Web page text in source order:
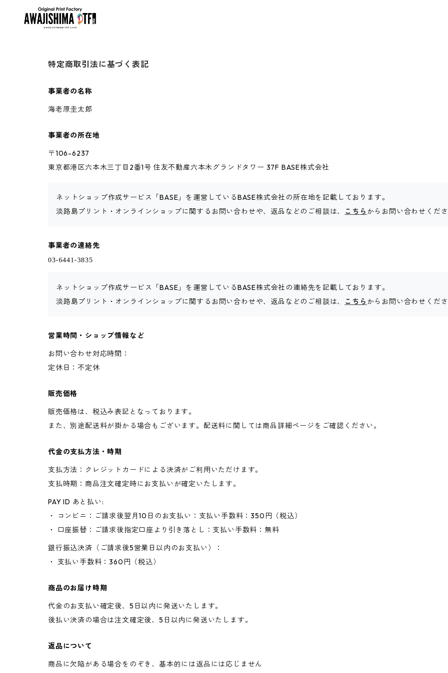
特定商取引法に基づく表記
事業者の名称
海老原圭太郎
事業者の所在地
〒106-6237
東京都港区六本木三丁目2番1号 住友不動産六本木グランドタワー 37F BASE株式会社
ネットショップ作成サービス「BASE」を運営しているBASE株式会社の所在地を記載しております。
淡路島プリント・オンラインショップに関するお問い合わせや、返品などのご相談は、 こちら からお問い合わせくだ
事業者の連絡先
ネットショップ作成サービス「BASE」を運営しているBASE株式会社の連絡先を記載しております。
淡路島プリント・オンラインショップに関するお問い合わせや、返品などのご相談は、 こちら からお問い合わせくだ
営業時間・ショップ情報など
お問い合わせ対応時間：
定休日：不定休
販売価格
販売価格は、税込み表記となっております。
また、別途配送料が掛かる場合もございます。配送料に関しては商品詳細ページをご確認ください。
代金の支払方法・時期
支払方法：クレジットカードによる決済がご利用いただけます。
支払時期：商品注文確定時にお支払いが確定いたします。
PAY ID あと払い:
・ コンビニ：ご請求後翌月10日のお支払い：支払い手数料：350円（税込）
・ 口座振替：ご請求後指定口座より引き落とし：支払い手数料：無料
銀行振込決済（ご請求後5営業日以内のお支払い）：
・ 支払い手数料：360円（税込）
商品のお届け時期
代金のお支払い確定後、5日以内に発送いたします。
後払い決済の場合は注文確定後、5日以内に発送いたします。
返品について
商品に欠陥がある場合をのぞき、基本的には返品には応じません